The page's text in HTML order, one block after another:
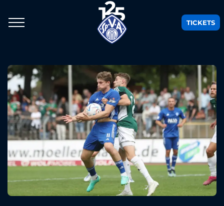
TICKETS